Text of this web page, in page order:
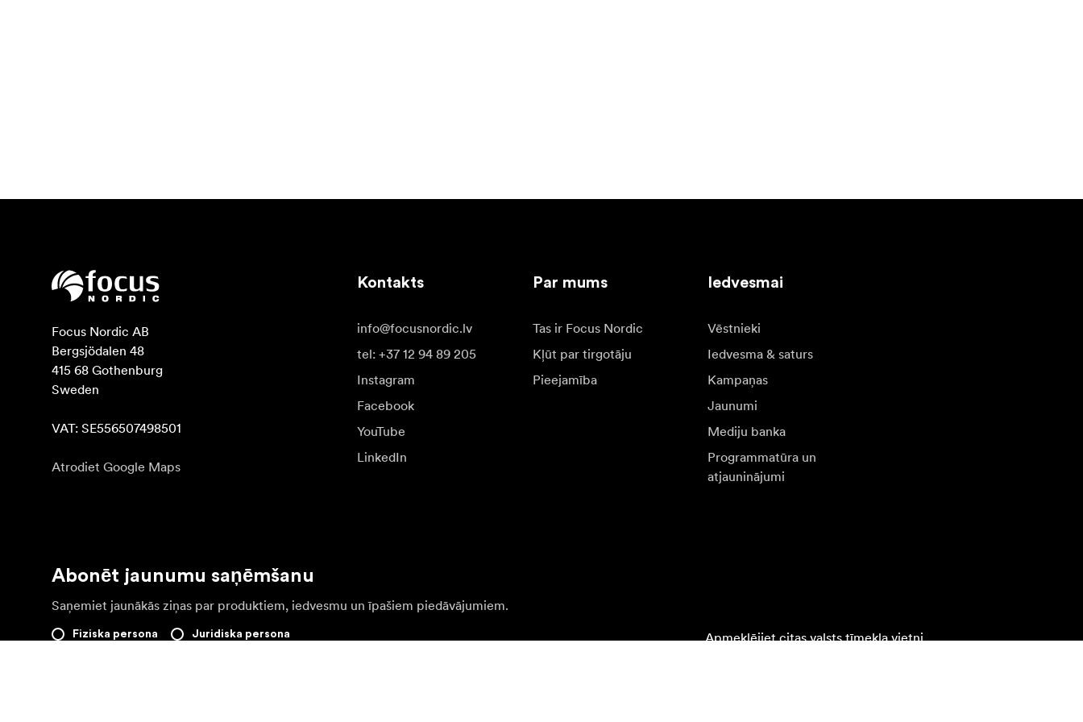
Focus Nordic AB
Bergsjödalen 48
415 68 Gothenburg
Sweden
VAT: SE556507498501
Atrodiet Google Maps
Kontakts
info@focusnordic.lv
tel: +37 12 94 89 205
Instagram
Facebook
YouTube
LinkedIn
Par mums
Tas ir Focus Nordic
Kļūt par tirgotāju
Pieejamība
Iedvesmai
Vēstnieki
Iedvesma & saturs
Kampaņas
Jaunumi
Mediju banka
Programmatūra un
atjauninājumi
Abonēt jaunumu saņēmšanu
Saņemiet jaunākās ziņas par produktiem, iedvesmu un īpašiem piedāvājumiem.
Fiziska persona Juridiska persona Apmeklējiet citas valsts tīmekļa vietni